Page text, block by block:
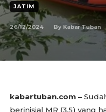
JATIM
26/12/2024 By Kabar Tuban
kabartuban.com –
berinisial MR (3,5) yang